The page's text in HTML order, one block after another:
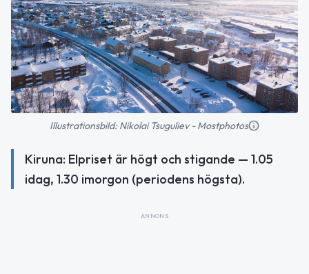
Illustrationsbild: Nikolai Tsuguliev - Mostphotos
Kiruna: Elpriset är högt och stigande — 1.05
idag, 1.30 imorgon (periodens högsta).
ANNONS